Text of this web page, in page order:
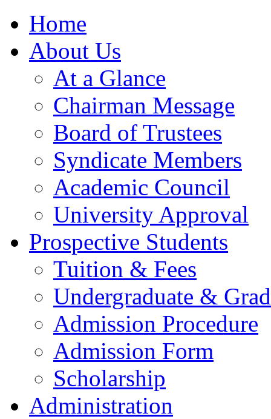
Home
About Us
At a Glance
Chairman Message
Board of Trustees
Syndicate Members
Academic Council
University Approval
Prospective Students
Tuition & Fees
Undergraduate &
Admission Procedure
Admission Form
Scholarship
Administration